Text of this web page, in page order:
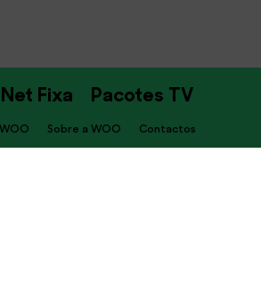
Net Fixa Pacotes TV
Sobre a WOO
Contactos